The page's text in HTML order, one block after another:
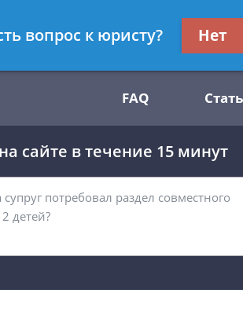
FAQ
сайте в течение 15 минут
вопрос к юристу? Нет